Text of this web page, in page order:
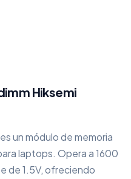
Hiksemi
un módulo de memoria
laptops. Opera a 1600
de 1.5V, ofreciendo